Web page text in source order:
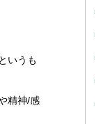
いうも
精神/感